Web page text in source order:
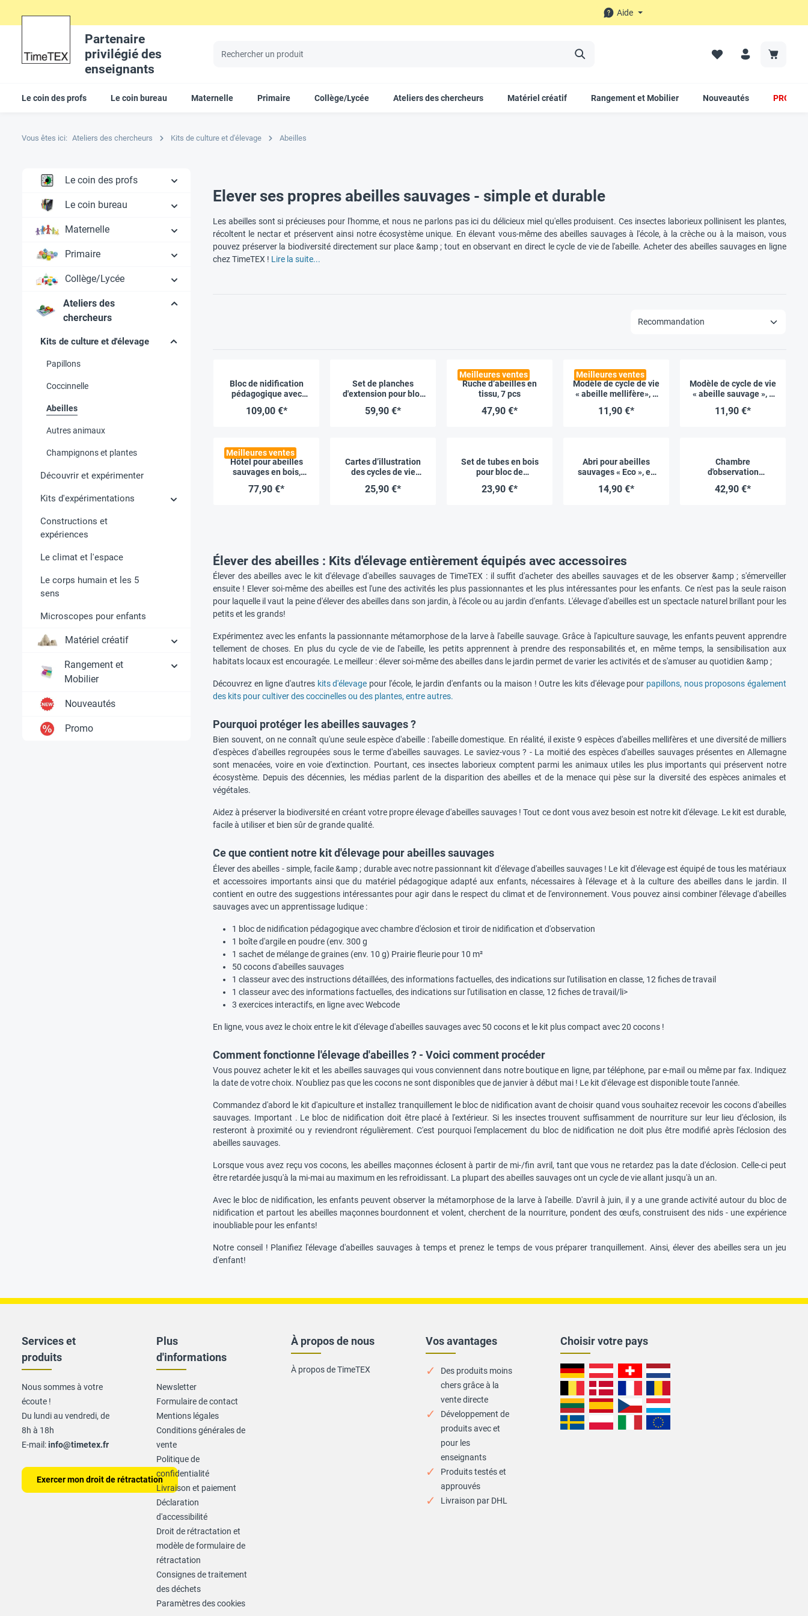
Aide
Partenaire
privilégié des
enseignants
Le coin des profs Le coin bureau Maternelle Primaire Collège/Lycée Ateliers des chercheurs Matériel créatif Rangement et Mobilier Nouveautés PROMO
Vous êtes ici: Ateliers des chercheurs Kits de culture et d'élevage Abeilles
Le coin des profs
Le coin bureau
Maternelle
Primaire
Collège/Lycée
Ateliers des
chercheurs
Kits de culture et d'élevage
Papillons
Coccinnelle
Abeilles
Autres animaux
Champignons et plantes
Découvrir et expérimenter
Kits d'expérimentations
Constructions et
expériences
Le climat et l'espace
Le corps humain et les 5
sens
Microscopes pour enfants
Matériel créatif
Rangement et
Mobilier
Nouveautés
Promo
Elever ses propres abeilles sauvages - simple et durable
Les abeilles sont si précieuses pour l'homme, et nous ne parlons pas ici du délicieux miel qu'elles produisent. Ces insectes laborieux pollinisent les plantes,
récoltent le nectar et préservent ainsi notre écosystème unique. En élevant vous-même des abeilles sauvages à l'école, à la crèche ou à la maison, vous
pouvez préserver la biodiversité directement sur place &amp ; tout en observant en direct le cycle de vie de l'abeille. Acheter des abeilles sauvages en ligne
chez TimeTEX ! Lire la suite...
Bloc de nidification
pédagogique avec
pcs
109,00 €*
Set de planches
d'extension pour bloc
pédagogique, 8 pcs
59,90 €*
Meilleures ventes
Ruche d’abeilles en
tissu, 7 pcs
47,90 €*
Meilleures ventes
Modèle de cycle de vie
« abeille mellifère», 4
11,90 €*
Modèle de cycle de vie
« abeille sauvage », 4
11,90 €*
Meilleures ventes
Hôtel pour abeilles
sauvages en bois,
vitres d’observation
77,90 €*
Cartes d’illustration
des cycles de vie
plantes », 20 pcs
25,90 €*
Set de tubes en bois
pour bloc de
23,90 €*
Abri pour abeilles
sauvages « Eco », en
14,90 €*
Chambre
d'observation
abeilles sauvages
42,90 €*
Élever des abeilles : Kits d'élevage entièrement équipés avec accessoires
Élever des abeilles avec le kit d'élevage d'abeilles sauvages de TimeTEX : il suffit d'acheter des abeilles sauvages et de les observer &amp ; s'émerveiller
ensuite ! Elever soi-même des abeilles est l'une des activités les plus passionnantes et les plus intéressantes pour les enfants. Ce n'est pas la seule raison
pour laquelle il vaut la peine d'élever des abeilles dans son jardin, à l'école ou au jardin d'enfants. L'élevage d'abeilles est un spectacle naturel brillant pour les
petits et les grands!
Expérimentez avec les enfants la passionnante métamorphose de la larve à l'abeille sauvage. Grâce à l'apiculture sauvage, les enfants peuvent apprendre
tellement de choses. En plus du cycle de vie de l'abeille, les petits apprennent à prendre des responsabilités et, en même temps, la sensibilisation aux
habitats locaux est encouragée. Le meilleur : élever soi-même des abeilles dans le jardin permet de varier les activités et de s'amuser au quotidien &amp ;
Découvrez en ligne d'autres kits d'élevage pour l'école, le jardin d'enfants ou la maison ! Outre les kits d'élevage pour papillons, nous proposons également
des kits pour cultiver des coccinelles ou des plantes, entre autres.
Pourquoi protéger les abeilles sauvages ?
Bien souvent, on ne connaît qu'une seule espèce d'abeille : l'abeille domestique. En réalité, il existe 9 espèces d'abeilles mellifères et une diversité de milliers
d'espèces d'abeilles regroupées sous le terme d'abeilles sauvages. Le saviez-vous ? - La moitié des espèces d'abeilles sauvages présentes en Allemagne
sont menacées, voire en voie d'extinction. Pourtant, ces insectes laborieux comptent parmi les animaux utiles les plus importants qui préservent notre
écosystème. Depuis des décennies, les médias parlent de la disparition des abeilles et de la menace qui pèse sur la diversité des espèces animales et
végétales.
Aidez à préserver la biodiversité en créant votre propre élevage d'abeilles sauvages ! Tout ce dont vous avez besoin est notre kit d'élevage. Le kit est durable,
facile à utiliser et bien sûr de grande qualité.
Ce que contient notre kit d'élevage pour abeilles sauvages
Élever des abeilles - simple, facile &amp ; durable avec notre passionnant kit d'élevage d'abeilles sauvages ! Le kit d'élevage est équipé de tous les matériaux
et accessoires importants ainsi que du matériel pédagogique adapté aux enfants, nécessaires à l'élevage et à la culture des abeilles dans le jardin. Il
contient en outre des suggestions intéressantes pour agir dans le respect du climat et de l'environnement. Vous pouvez ainsi combiner l'élevage d'abeilles
sauvages avec un apprentissage ludique :
1 bloc de nidification pédagogique avec chambre d'éclosion et tiroir de nidification et d'observation
1 boîte d'argile en poudre (env. 300 g
1 sachet de mélange de graines (env. 10 g) Prairie fleurie pour 10 m²
50 cocons d'abeilles sauvages
1 classeur avec des instructions détaillées, des informations factuelles, des indications sur l'utilisation en classe, 12 fiches de travail
1 classeur avec des informations factuelles, des indications sur l'utilisation en classe, 12 fiches de travail/li>
3 exercices interactifs, en ligne avec Webcode
En ligne, vous avez le choix entre le kit d'élevage d'abeilles sauvages avec 50 cocons et le kit plus compact avec 20 cocons !
Comment fonctionne l'élevage d'abeilles ? - Voici comment procéder
Vous pouvez acheter le kit et les abeilles sauvages qui vous conviennent dans notre boutique en ligne, par téléphone, par e-mail ou même par fax. Indiquez
la date de votre choix. N'oubliez pas que les cocons ne sont disponibles que de janvier à début mai ! Le kit d'élevage est disponible toute l'année.
Commandez d'abord le kit d'apiculture et installez tranquillement le bloc de nidification avant de choisir quand vous souhaitez recevoir les cocons d'abeilles
sauvages. Important . Le bloc de nidification doit être placé à l'extérieur. Si les insectes trouvent suffisamment de nourriture sur leur lieu d'éclosion, ils
resteront à proximité ou y reviendront régulièrement. C'est pourquoi l'emplacement du bloc de nidification ne doit plus être modifié après l'éclosion des
abeilles sauvages.
Lorsque vous avez reçu vos cocons, les abeilles maçonnes éclosent à partir de mi-/fin avril, tant que vous ne retardez pas la date d'éclosion. Celle-ci peut
être retardée jusqu'à la mi-mai au maximum en les refroidissant. La plupart des abeilles sauvages ont un cycle de vie allant jusqu'à un an.
Avec le bloc de nidification, les enfants peuvent observer la métamorphose de la larve à l'abeille. D'avril à juin, il y a une grande activité autour du bloc de
nidification et partout les abeilles maçonnes bourdonnent et volent, cherchent de la nourriture, pondent des œufs, construisent des nids - une expérience
inoubliable pour les enfants!
Notre conseil ! Planifiez l'élevage d'abeilles sauvages à temps et prenez le temps de vous préparer tranquillement. Ainsi, élever des abeilles sera un jeu
d'enfant!
Vos avantages
Des produits moins
chers grâce à la
vente directe
Développement de
produits avec et
pour les
enseignants
Produits testés et
approuvés
Livraison par DHL
Choisir votre pays
À propos de nous
À propos de TimeTEX
Services et
produits
Nous sommes à votre
écoute !
Du lundi au vendredi, de
8h à 18h
E-mail:info@timetex.fr
Exercer mon droit de rétractation
Plus
d'informations
Newsletter
Formulaire de contact
Mentions légales
Conditions générales de
vente
Politique de
confidentialité
Livraison et paiement
Déclaration
d'accessibilité
Droit de rétractation et
modèle de formulaire de
rétractation
Consignes de traitement
des déchets
Paramètres des cookies